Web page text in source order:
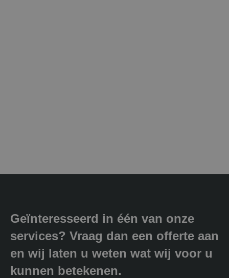
Geïnteresseerd in één van onze
services? Vraag dan een offerte aan
en wij laten u weten wat wij voor u
kunnen betekenen.